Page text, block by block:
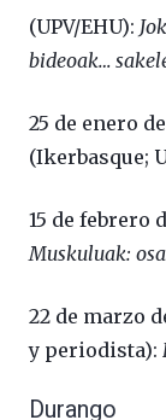
(UPV/EHU):
bideoak…
25 de enero
(Ikerbasque;
15 de febrero
Muskuluak:
22 de marzo
y periodista):
Durango